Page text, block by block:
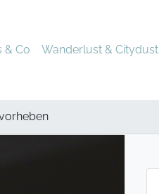
& Co Wanderlust & Citydust